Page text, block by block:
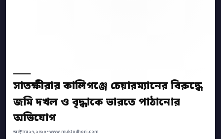
সাতক্ষীরার কালিগঞ্জে চেয়ারম্যানের বিরুদ্ধে
জমি দখল ও বৃদ্ধাকে ভারতে পাঠানোর
অভিযোগ
অক্টোবর ২৭, ২০২৫ • www.muktodhoni.com